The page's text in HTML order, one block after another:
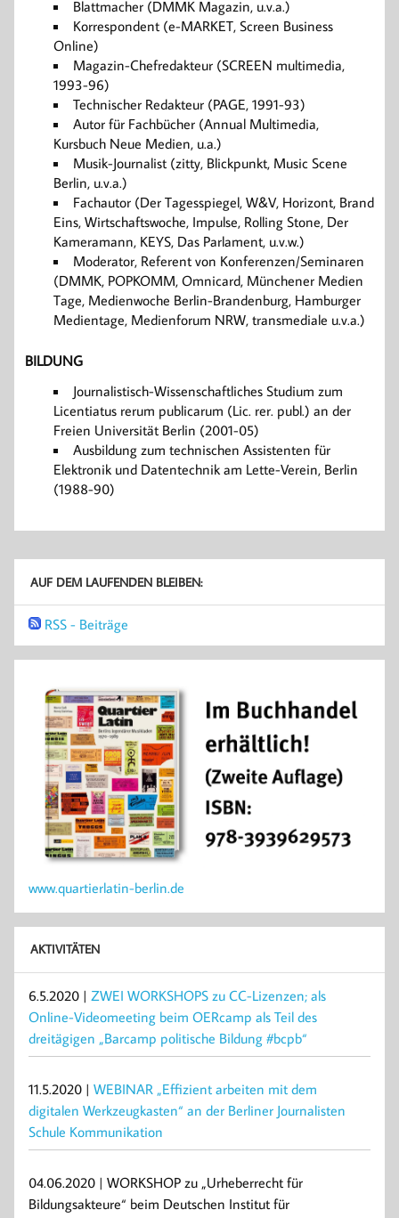
Blattmacher (DMMK Magazin, u.v.a.)
Korrespondent (e-MARKET, Screen Business
Online)
Magazin-Chefredakteur (SCREEN multimedia,
1993-96)
Technischer Redakteur (PAGE, 1991-93)
Autor für Fachbücher (Annual Multimedia,
Kursbuch Neue Medien, u.a.)
Musik-Journalist (zitty, Blickpunkt, Music Scene
Berlin, u.v.a.)
Fachautor (Der Tagesspiegel, W&V, Horizont, Brand
Eins, Wirtschaftswoche, Impulse, Rolling Stone, Der
Kameramann, KEYS, Das Parlament, u.v.w.)
Moderator, Referent von Konferenzen/Seminaren
(DMMK, POPKOMM, Omnicard, Münchener Medien
Tage, Medienwoche Berlin-Brandenburg, Hamburger
Medientage, Medienforum NRW, transmediale u.v.a.)
BILDUNG
Journalistisch-Wissenschaftliches Studium zum
Licentiatus rerum publicarum (Lic. rer. publ.) an der
Freien Universität Berlin (2001-05)
Ausbildung zum technischen Assistenten für
Elektronik und Datentechnik am Lette-Verein, Berlin
(1988-90)
AUF DEM LAUFENDEN BLEIBEN:
RSS - Beiträge
www.quartierlatin-berlin.de
AKTIVITÄTEN
6.5.2020 | ZWEI WORKSHOPS zu CC-Lizenzen; als
Online-Videomeeting beim OERcamp als Teil des
dreitägigen „Barcamp politische Bildung #bcpb“
11.5.2020 | WEBINAR „Effizient arbeiten mit dem
digitalen Werkzeugkasten“ an der Berliner Journalisten
Schule Kommunikation
04.06.2020 | WORKSHOP zu „Urheberrecht für
Bildungsakteure“ beim Deutschen Institut für